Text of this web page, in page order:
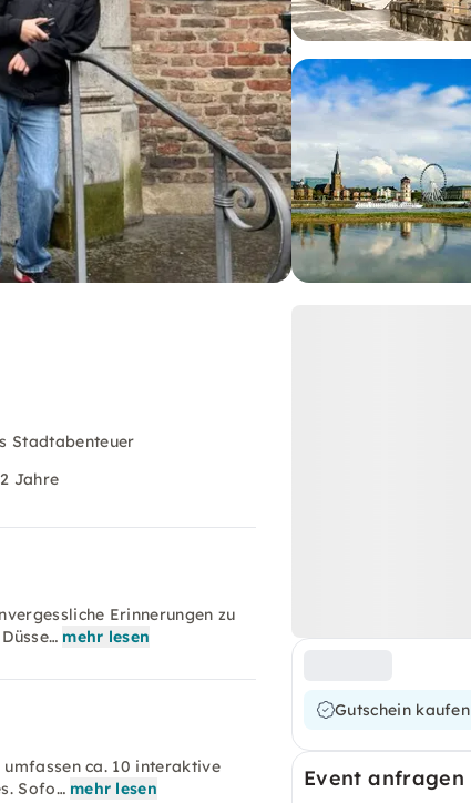
Gutschein kaufen
Event anfragen
Stadtabenteuer
Jahre
Erinnerungen zu
mehr lesen
ca. 10 interaktive
Sofo… mehr lesen